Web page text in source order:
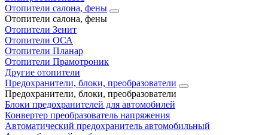
Отопители салона, фены
Отопители салона, фены
Отопители Зенит
Отопители ОСА
Отопители Планар
Отопители Прамотроник
Другие отопители
Предохранители, блоки, преобразователи
Предохранители, блоки, преобразователи
Блоки предохранителей для автомобилей
Конвертер преобразователь напряжения
Автоматический предохранитель автомобильный